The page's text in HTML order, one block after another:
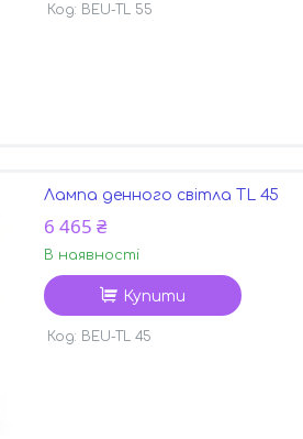
BEU-TL 55
Лампа денного світла TL 45
6 465 ₴
В наявності
Купити
BEU-TL 45